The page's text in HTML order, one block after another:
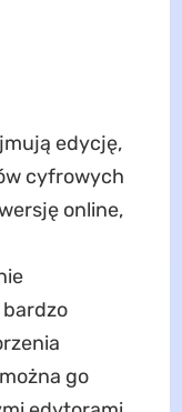
edycję,
cyfrowych
online,
go